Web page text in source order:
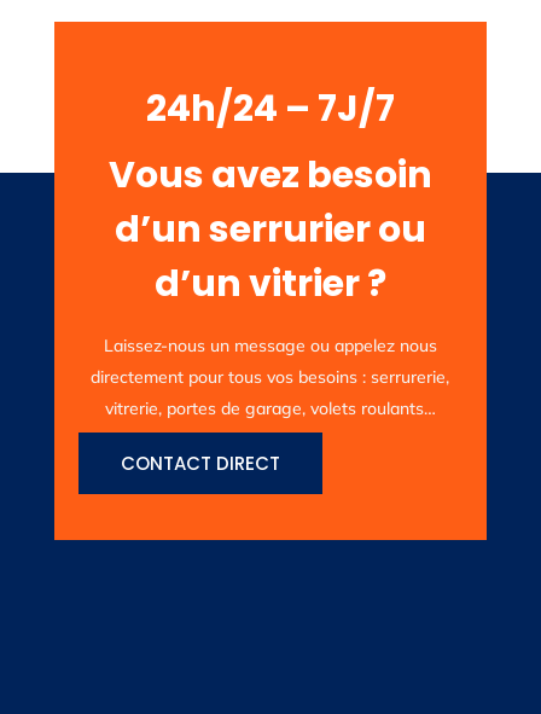
24h/24 – 7J/7
Vous avez besoin
d’un serrurier ou
d’un vitrier ?
Laissez-nous un message ou appelez nous
directement pour tous vos besoins : serrurerie,
vitrerie, portes de garage, volets roulants…
CONTACT DIRECT